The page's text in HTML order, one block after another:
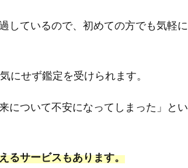
しているので、初めての方でも気軽に
にせず鑑定を受けられます。
について不安になってしまった」とい
るサービスもあります。